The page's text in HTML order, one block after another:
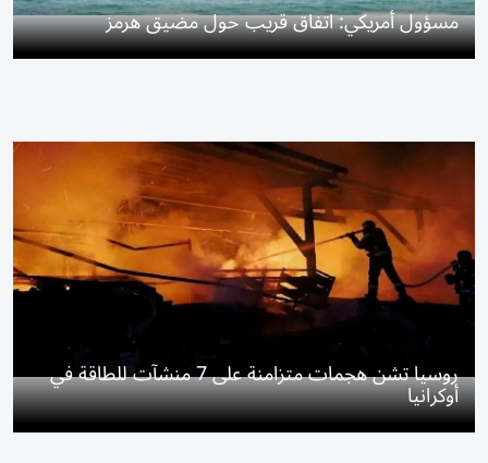
مسؤول أمريكي: اتفاق قريب حول مضيق هرمز
روسيا تشن هجمات متزامنة على 7 منشآت للطاقة في
أوكرانيا